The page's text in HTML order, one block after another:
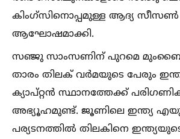
കിംഗ്സിനൊപ്പമുള്ള ആദ്യ സീസണ്‍
ആഘോഷമാക്കി.
സഞ്ജു സാംസണിന് പുറമെ
താരം തിലക് വർമയുടെ പേരും
ക്യാപ്റ്റൻ സ്ഥാനത്തേക്ക്
അഭ്യൂഹമുണ്ട്. ജൂണിലെ ഇന്ത്യ
പര്യടനത്തില്‍ തിലകിനെ